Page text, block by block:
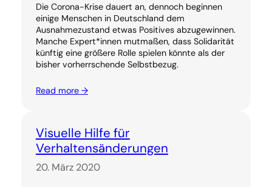
Die Corona-Krise dauert an, dennoch beginnen
einige Menschen in Deutschland dem
Ausnahmezustand etwas Positives abzugewinnen.
Manche Expert*innen mutmaßen, dass Solidarität
künftig eine größere Rolle spielen könnte als der
bisher vorherrschende Selbstbezug.
Read more →
Visuelle Hilfe für
Verhaltensänderungen
20. März 2020